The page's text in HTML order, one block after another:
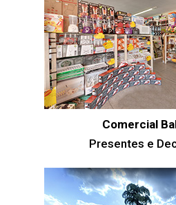
Comercial
Presentes e